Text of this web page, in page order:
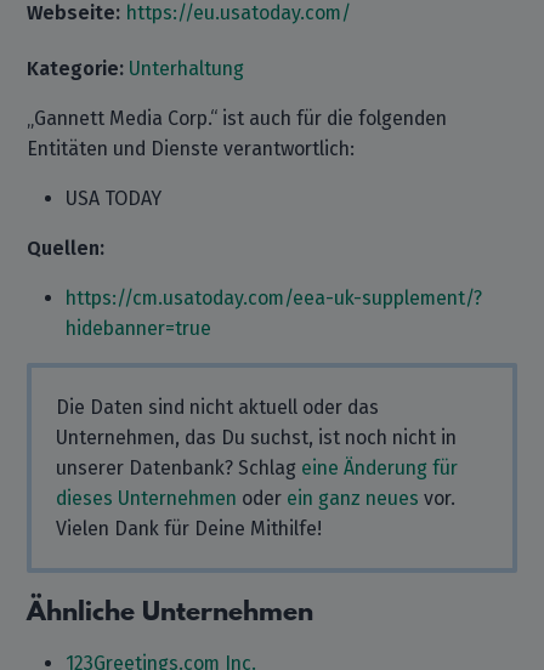
Webseite: https://eu.usatoday.com/
Kategorie: Unterhaltung
„Gannett Media Corp.“ ist auch für die folgenden
Entitäten und Dienste verantwortlich:
USA TODAY
Quellen:
https://cm.usatoday.com/eea-uk-supplement/?
hidebanner=true
Die Daten sind nicht aktuell oder das
Unternehmen, das Du suchst, ist noch nicht in
unserer Datenbank? Schlag eine Änderung für
dieses Unternehmen oder ein ganz neues vor.
Vielen Dank für Deine Mithilfe!
Ähnliche Unternehmen
123Greetings.com Inc.